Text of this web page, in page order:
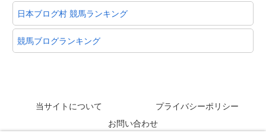
日本ブログ村 競馬ランキング
競馬ブログランキング
当サイトについて
プライバシーポリシー
お問い合わせ